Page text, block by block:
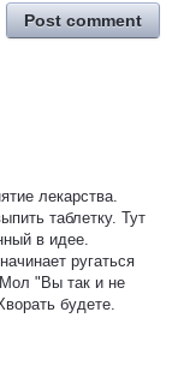
Post comment
лекарства.
таблетку. Тут
в идее.
ругаться
"Вы так и не
будете.